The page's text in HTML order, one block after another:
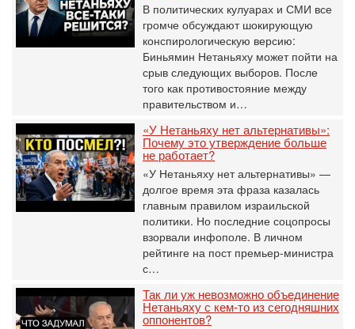
В политических кулуарах и СМИ все
громче обсуждают шокирующую
конспирологическую версию:
Биньямин Нетаньяху может пойти на
срыв следующих выборов. После
того как противостояние между
правительством и…
«У Нетаньяху нет альтернативы»:
Почему это утверждение больше
не работает?
«У Нетаньяху нет альтернативы» —
долгое время эта фраза казалась
главным правилом израильской
политики. Но последние соцопросы
взорвали инфополе. В личном
рейтинге на пост премьер-министра
с…
Так ли уж невозможно объединение
Нетаньяху с кем-то из сегодняшних
оппонентов?